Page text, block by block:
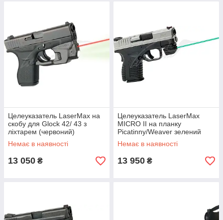
Целеуказатель LaserMax на
скобу для Glock 42/ 43 з
ліхтарем (червоний)
Немає в наявності
13 050 ₴
Целеуказатель LaserMax
MICRO II на планку
Picatinny/Weaver зелений
Немає в наявності
13 950 ₴